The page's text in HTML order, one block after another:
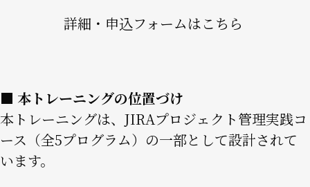
詳細・申込フォームはこちら
■ 本トレーニングの位置づけ
本トレーニングは、JIRAプロジェクト管理実践コ
ース（全5プログラム）の一部として設計されて
います。